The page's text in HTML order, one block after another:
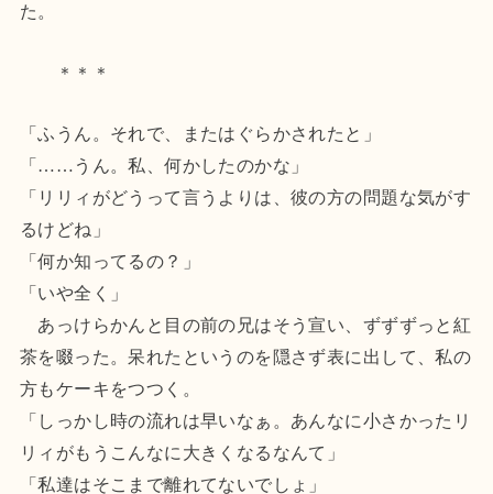
た。
＊＊＊
「ふうん。それで、またはぐらかされたと」
「……うん。私、何かしたのかな」
「リリィがどうって言うよりは、彼の方の問題な気がす
るけどね」
「何か知ってるの？」
「いや全く」
あっけらかんと目の前の兄はそう宣い、ずずずっと紅
茶を啜った。呆れたというのを隠さず表に出して、私の
方もケーキをつつく。
「しっかし時の流れは早いなぁ。あんなに小さかったリ
リィがもうこんなに大きくなるなんて」
「私達はそこまで離れてないでしょ」